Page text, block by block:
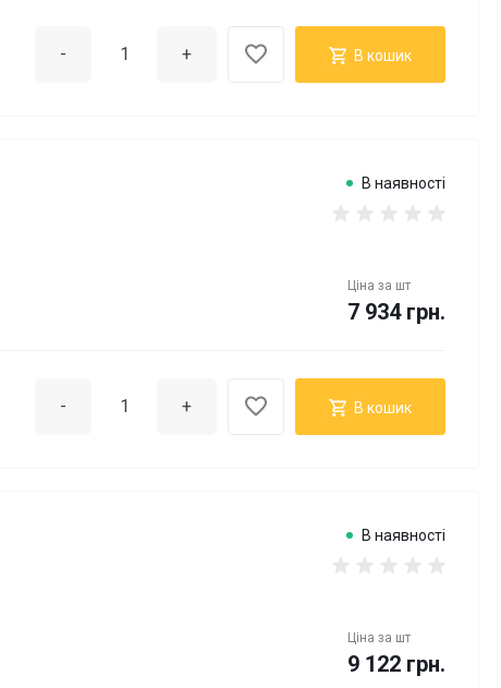
- + В кошик
В наявності
Ціна за шт
7 934 грн.
- + В кошик
В наявності
Ціна за шт
9 122 грн.